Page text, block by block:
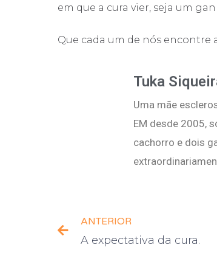
em que a cura vier, seja um
Que cada um de nós encontre
Tuka
Uma mãe
EM desde 2005,
cachorro e dois
ANTERIOR
A expectativa da cura.